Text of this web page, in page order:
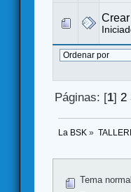
Páginas: [1] 2
La BSK »
Tema normal